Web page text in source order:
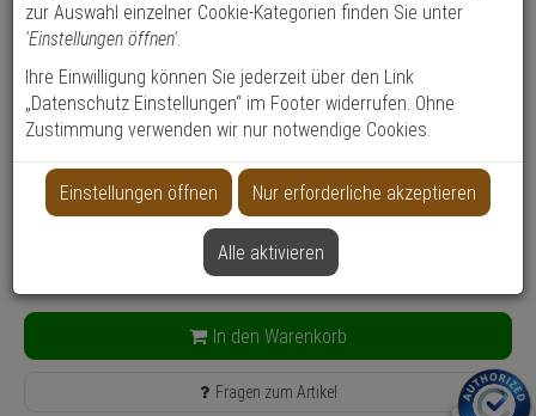
starten. Datenblatt drucken
Produktinformationen
Zubehörartikel, Konverter
Anwendung: Videoüberwachung
Farbe: Schwarz
192,55 €
zzgl. Versandkosten
Lieferzeit: 4-6 Werktage**
In den Warenkorb
Fragen zum Artikel
zur Auswahl einzelner Cookie-Kategorien finden Sie unter
'Einstellungen öffnen'.
Ihre Einwilligung können Sie jederzeit über den Link
„Datenschutz Einstellungen“ im Footer widerrufen. Ohne
Zustimmung verwenden wir nur notwendige Cookies.
Einstellungen öffnen Nur erforderliche akzeptieren
Alle aktivieren